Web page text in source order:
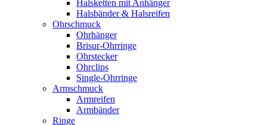
Halsketten mit Anhänger
Halsbänder & Halsreifen
Ohrschmuck
Ohrhänger
Brisur-Ohrringe
Ohrstecker
Ohrclips
Single-Ohrringe
Armschmuck
Armreifen
Armbänder
Ringe